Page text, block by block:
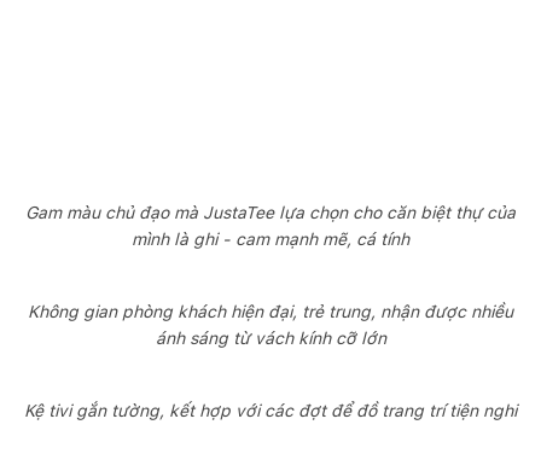
Gam màu chủ đạo mà JustaTee lựa chọn cho căn biệt thự của
mình là ghi - cam mạnh mẽ, cá tính
Không gian phòng khách hiện đại, trẻ trung, nhận được nhiều
ánh sáng từ vách kính cỡ lớn
Kệ tivi gắn tường, kết hợp với các đợt để đồ trang trí tiện nghi